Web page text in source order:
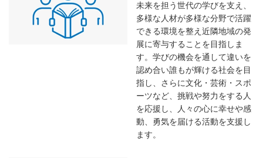
未来を担う世代の学びを支え、
多様な人材が多様な分野で活躍
できる環境を整え近隣地域の発
展に寄与することを目指しま
す。学びの機会を通して違いを
認め合い誰もが輝ける社会を目
指し、さらに文化・芸術・スポ
ーツなど、挑戦や努力をする人
を応援し、人々の心に幸せや感
動、勇気を届ける活動を支援し
ます。